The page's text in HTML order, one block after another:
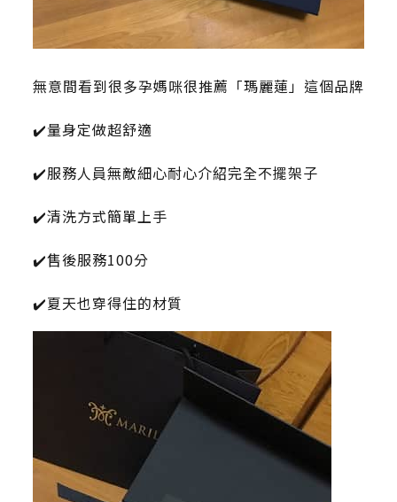
無意間看到很多孕媽咪很推薦「瑪麗蓮」這個品牌
✔️量身定做超舒適
✔️服務人員無敵細心耐心介紹完全不擺架子
✔️清洗方式簡單上手
✔️售後服務100分
✔️夏天也穿得住的材質